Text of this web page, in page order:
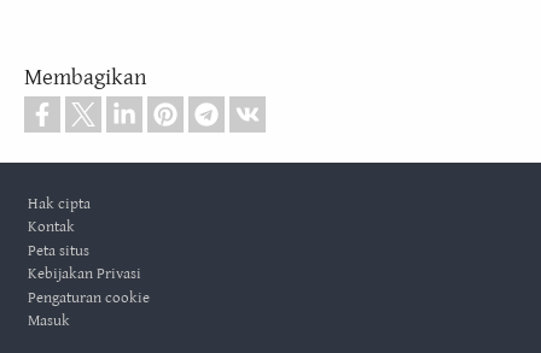
Membagikan
Hak cipta
Kontak
Peta situs
Kebijakan Privasi
Pengaturan cookie
Masuk